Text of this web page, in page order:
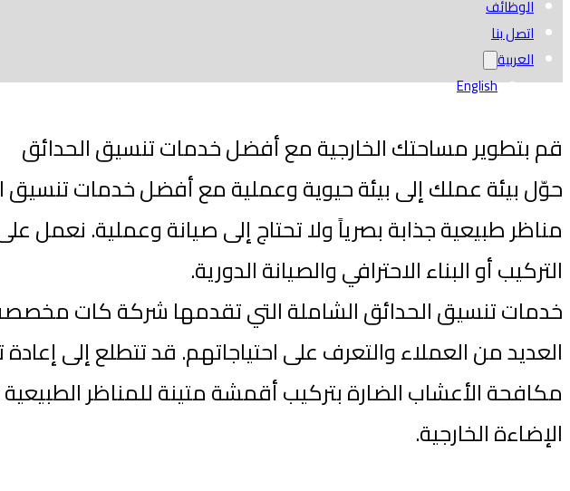
الوظائف
اتصل بنا
العربية
English
قم بتطوير مساحتك الخارجية مع أفضل خدمات تنسيق الحدائق
حوّل بيئة عملك إلى بيئة حيوية وعملية مع أفضل خدمات تنسيق
مناظر طبيعية جذابة بصرياً ولا تحتاج إلى صيانة وعملية. نعمل
التركيب أو البناء الاحترافي والصيانة الدورية.
خدمات تنسيق الحدائق الشاملة التي تقدمها شركة كات مخصصة
العديد من العملاء والتعرف على احتياجاتهم. قد تتطلع إلى
مكافحة الأعشاب الضارة بتركيب أقمشة متينة للمناظر الطبيعية
الإضاءة الخارجية.